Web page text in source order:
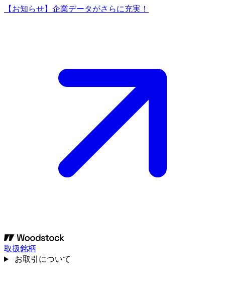
【お知らせ】企業データがさらに充実！
取扱銘柄
お取引について